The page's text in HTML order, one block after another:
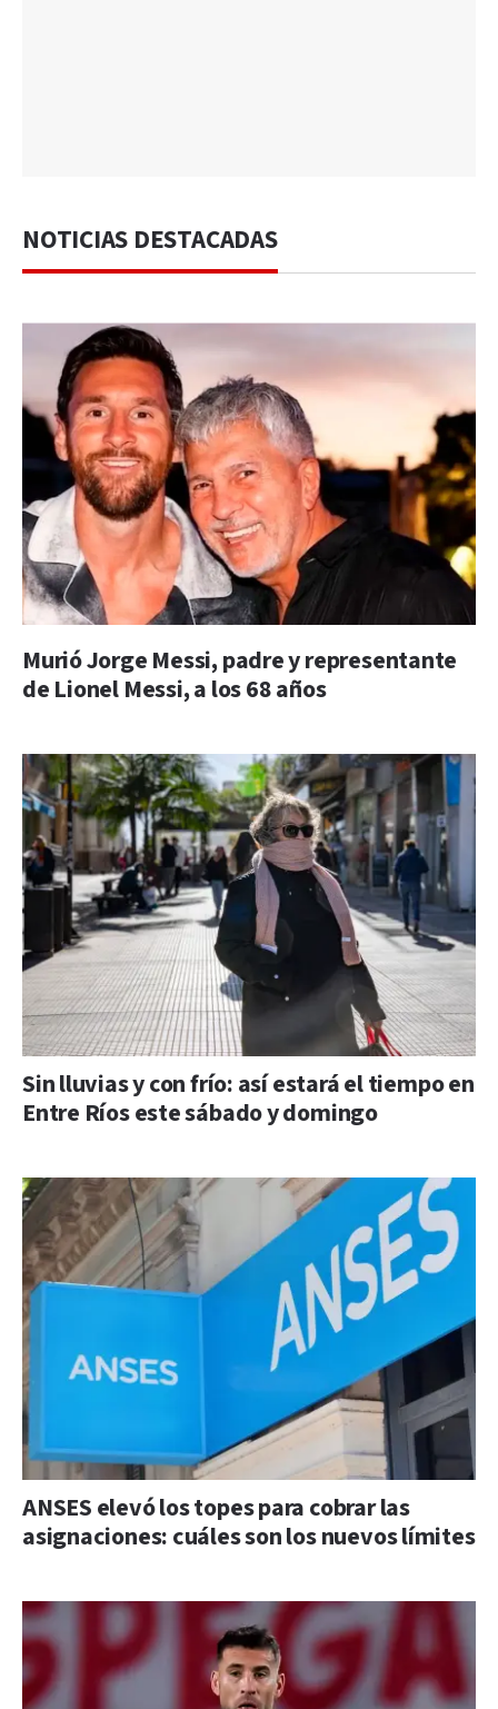
NOTICIAS DESTACADAS
Murió Jorge Messi, padre y representante
de Lionel Messi, a los 68 años
Sin lluvias y con frío: así estará el tiempo en
Entre Ríos este sábado y domingo
ANSES elevó los topes para cobrar las
asignaciones: cuáles son los nuevos límites